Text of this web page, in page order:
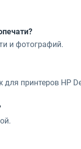
и фотографий.
принтеров HP